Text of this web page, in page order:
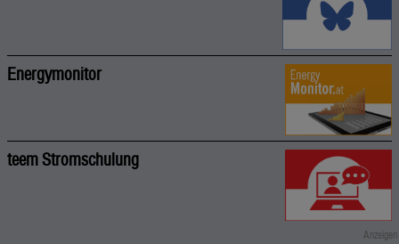
Energymonitor
teem Stromschulung